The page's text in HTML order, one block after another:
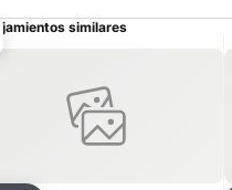
similares